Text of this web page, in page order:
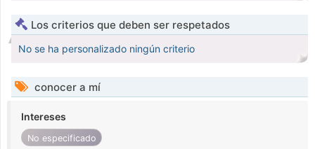
Los criterios que deben ser respetados
No se ha personalizado ningún criterio
conocer a mí
Intereses
No especificado